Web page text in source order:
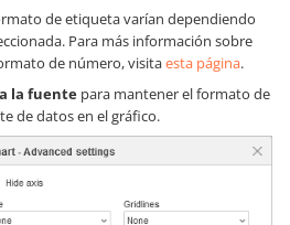
de etiqueta varían dependiendo
Para más información sobre
de número, visitaesta página.
la fuente para mantener el formato de
de datos en el gráfico.